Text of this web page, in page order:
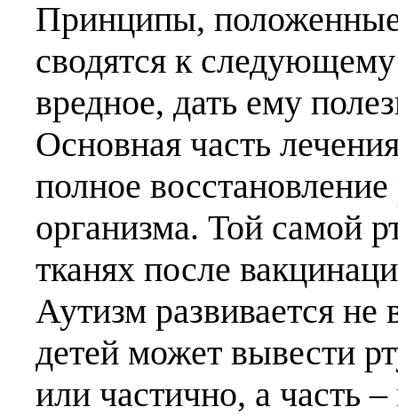
Принципы, положенные
сводятся к
вредное, дать ему
Основная часть
полное
организма. Той самой
тканях после
Аутизм развивается не
детей может вывести
или частично, а часть